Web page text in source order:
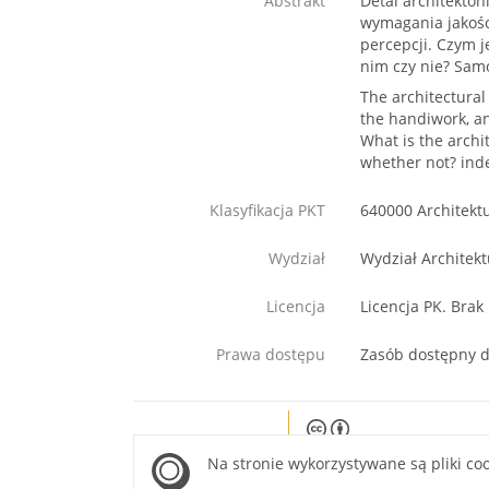
wymagania
percepcji. Czym
nim czy nie?
The
the handiwork,
What is the
whether not?
Klasyfikacja PKT 640000
Wydział Wydział
Licencja Licencja PK.
Prawa dostępu Zasób dostępny
site is licensed under a Creative
Na stronie wykorzystywane są pliki